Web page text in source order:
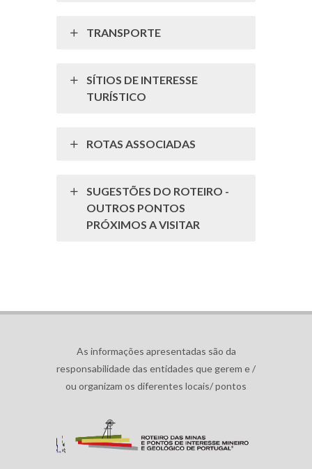
TRANSPORTE
SÍTIOS DE INTERESSE
TURÍSTICO
ROTAS ASSOCIADAS
SUGESTÕES DO ROTEIRO -
OUTROS PONTOS
PRÓXIMOS A VISITAR
As informações apresentadas são da
responsabilidade das entidades que gerem e /
ou organizam os diferentes locais/ pontos